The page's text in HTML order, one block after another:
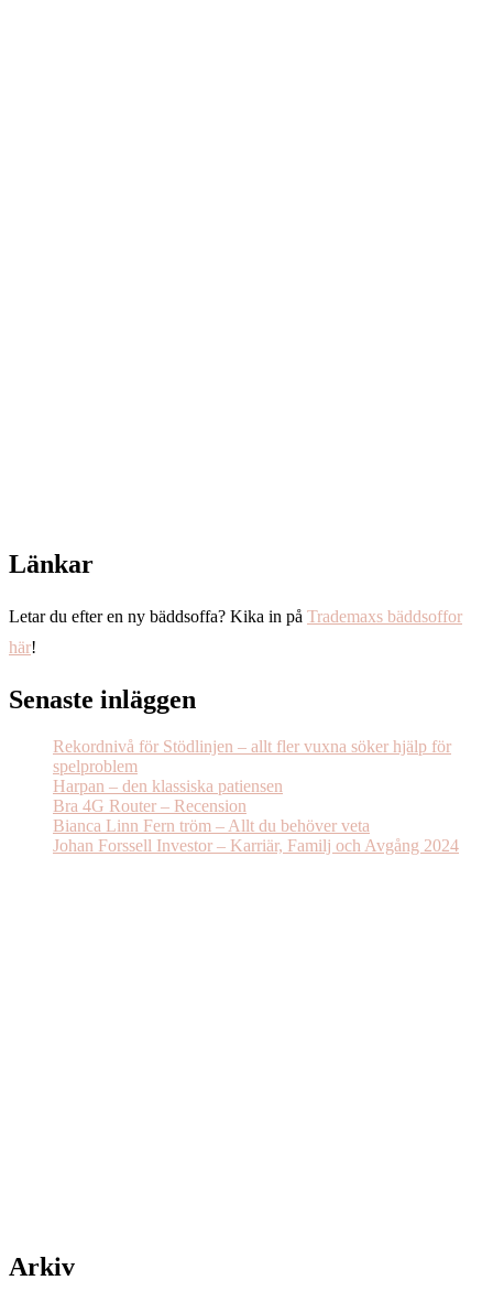
Länkar
Letar du efter en ny bäddsoffa? Kika in på Trademaxs bäddsoffor
här!
Senaste inläggen
Rekordnivå för Stödlinjen – allt fler vuxna söker hjälp för
spelproblem
Harpan – den klassiska patiensen
Bra 4G Router – Recension
Bianca Linn Fern tröm – Allt du behöver veta
Johan Forssell Investor – Karriär, Familj och Avgång 2024
Arkiv